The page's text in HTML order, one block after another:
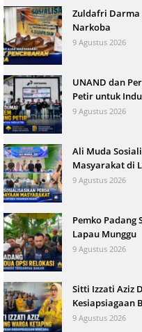
Zuldafri Darma
Narkoba
9 Agustus 2026
UNAND dan
Petir untuk
9 Agustus 2026
Ali Muda
Masyarakat di
9 Agustus 2026
Pemko Padang
Lapau Munggu
9 Agustus 2026
Sitti Izzati Aziz
Kesiapsiagaan
9 Agustus 2026